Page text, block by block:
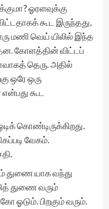
ஓரளவுக்கு
கூட இருந்தது,
மணி வெய் யிலில் இந்த
தன. கோளத்தின் விட்டப்
தெரு. அதில்
ஒரே ஒரு
கூட
கொண்டிருக்கிறது.
வேகம்.
துணை யாக வந்து
துணை வரும்
ஓடும். பிறகும் வரும்.